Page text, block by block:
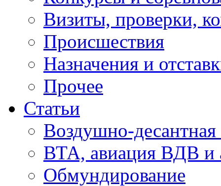
Визиты, проверки,
Происшествия
Назначения и
Прочее
Статьи
Воздушно-десантная
ВТА, авиация ВДВ и
Обмундирование